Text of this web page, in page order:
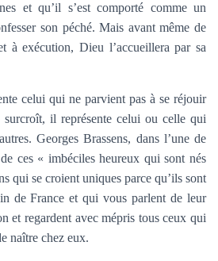
et qu’il s’est comporté comme un
son péché. Mais avant même de
à exécution, Dieu l’accueillera par sa
celui qui ne parvient pas à se réjouir
il représente celui ou celle qui
Georges Brassens, dans l’une de
ces « imbéciles heureux qui sont nés
qui se croient uniques parce qu’ils sont
de France et qui vous parlent de leur
et regardent avec mépris tous ceux qui
naître chez eux.